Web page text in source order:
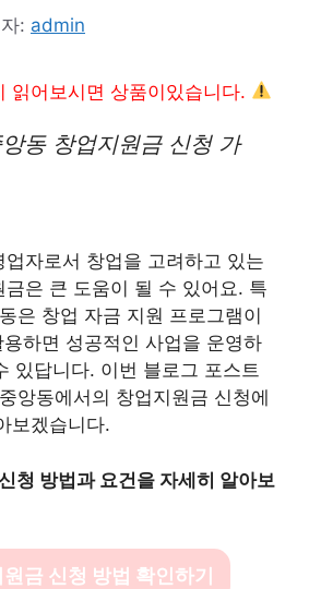
: admin
읽어보시면 상품이있습니다.
동 창업지원금 신청 가
자로서 창업을 고려하고 있는
금은 큰 도움이 될 수 있어요. 특
은 창업 자금 지원 프로그램이
하면 성공적인 사업을 운영하
있답니다. 이번 블로그 포스트
앙동에서의 창업지원금 신청에
보겠습니다.
청 방법과 요건을 자세히 알아보
금 신청 방법 확인하기